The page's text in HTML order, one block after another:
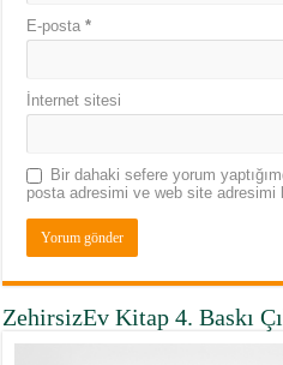
E-posta*
İnternet sitesi
Bir dahaki sefere yorum
posta adresimi ve web site adresimi
ZehirsizEv Kitap 4. Baskı